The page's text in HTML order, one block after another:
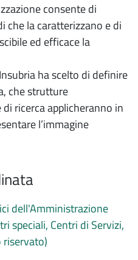
consente di
che la caratterizzano e di
ed efficace la
ha scelto di definire
che strutture
ricerca applicheranno in
l’immagine
dell'Amministrazione
speciali, Centri di Servizi,
riservato)